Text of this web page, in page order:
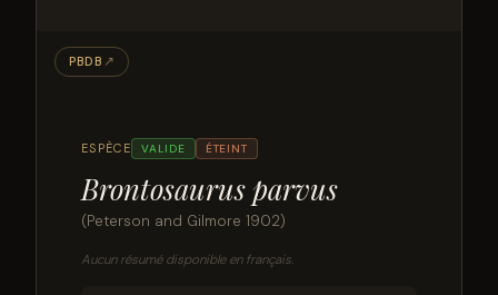
ESPÈCE VALIDE ÉTEINT
Brontosaurus parvus
(Peterson and Gilmore 1902)
Aucun résumé disponible en français.
PBDB ↗